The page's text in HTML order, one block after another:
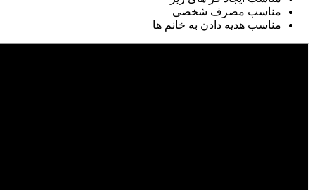
مناسب مصرف شخصی
مناسب هدیه دادن به خانم ها